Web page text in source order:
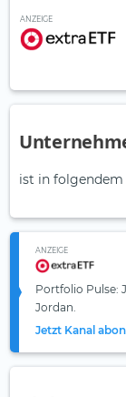
ANZEIGE
ist in folgendem
ANZEIGE
Portfolio Pulse:
Jordan.
Jetzt Kanal